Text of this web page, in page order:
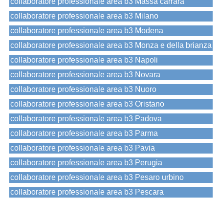
collaboratore professionale area b3 Milano
collaboratore professionale area b3 Modena
collaboratore professionale area b3 Monza e della brianza
collaboratore professionale area b3 Napoli
collaboratore professionale area b3 Novara
collaboratore professionale area b3 Nuoro
collaboratore professionale area b3 Oristano
collaboratore professionale area b3 Padova
collaboratore professionale area b3 Parma
collaboratore professionale area b3 Pavia
collaboratore professionale area b3 Perugia
collaboratore professionale area b3 Pesaro urbino
collaboratore professionale area b3 Pescara